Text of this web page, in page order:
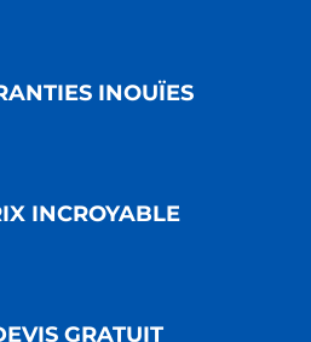
INOUÏES
INCROYABLE
GRATUIT